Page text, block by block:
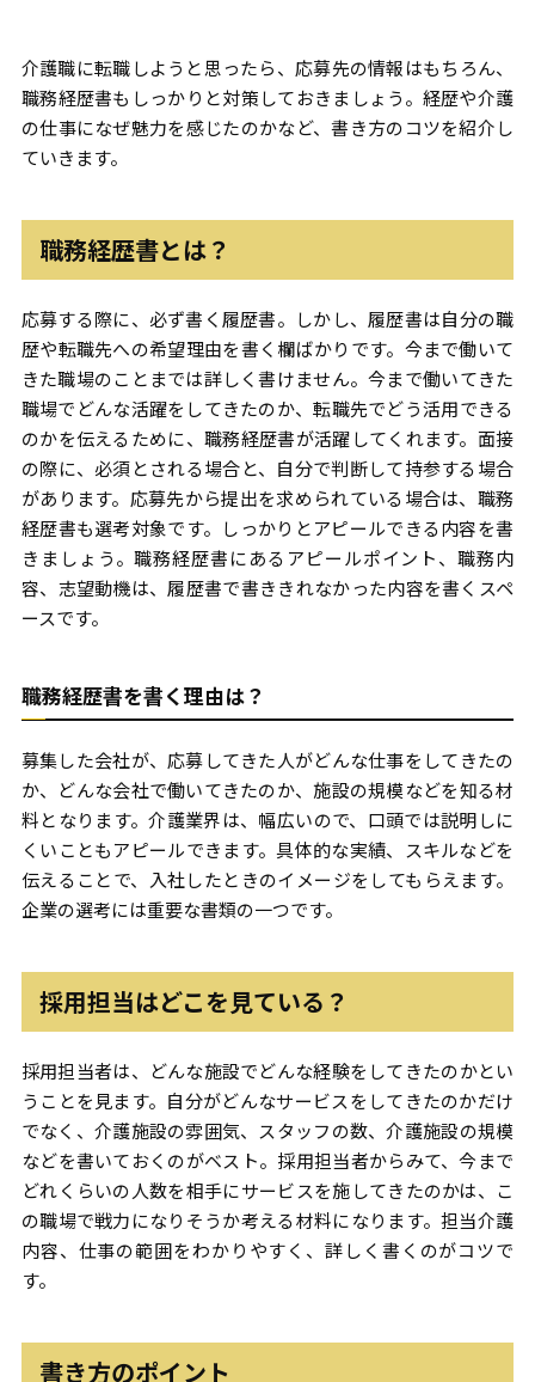
介護職に転職しようと思ったら、応募先の情報はもちろん、
職務経歴書もしっかりと対策しておきましょう。経歴や介護
の仕事になぜ魅力を感じたのかなど、書き方のコツを紹介し
ていきます。
職務経歴書とは？
応募する際に、必ず書く履歴書。しかし、履歴書は自分の職
歴や転職先への希望理由を書く欄ばかりです。今まで働いて
きた職場のことまでは詳しく書けません。今まで働いてきた
職場でどんな活躍をしてきたのか、転職先でどう活用できる
のかを伝えるために、職務経歴書が活躍してくれます。面接
の際に、必須とされる場合と、自分で判断して持参する場合
があります。応募先から提出を求められている場合は、職務
経歴書も選考対象です。しっかりとアピールできる内容を書
きましょう。職務経歴書にあるアピールポイント、職務内
容、志望動機は、履歴書で書ききれなかった内容を書くスペ
ースです。
職務経歴書を書く理由は？
募集した会社が、応募してきた人がどんな仕事をしてきたの
か、どんな会社で働いてきたのか、施設の規模などを知る材
料となります。介護業界は、幅広いので、口頭では説明しに
くいこともアピールできます。具体的な実績、スキルなどを
伝えることで、入社したときのイメージをしてもらえます。
企業の選考には重要な書類の一つです。
採用担当はどこを見ている？
採用担当者は、どんな施設でどんな経験をしてきたのかとい
うことを見ます。自分がどんなサービスをしてきたのかだけ
でなく、介護施設の雰囲気、スタッフの数、介護施設の規模
などを書いておくのがベスト。採用担当者からみて、今まで
どれくらいの人数を相手にサービスを施してきたのかは、こ
の職場で戦力になりそうか考える材料になります。担当介護
内容、仕事の範囲をわかりやすく、詳しく書くのがコツで
す。
書き方のポイント